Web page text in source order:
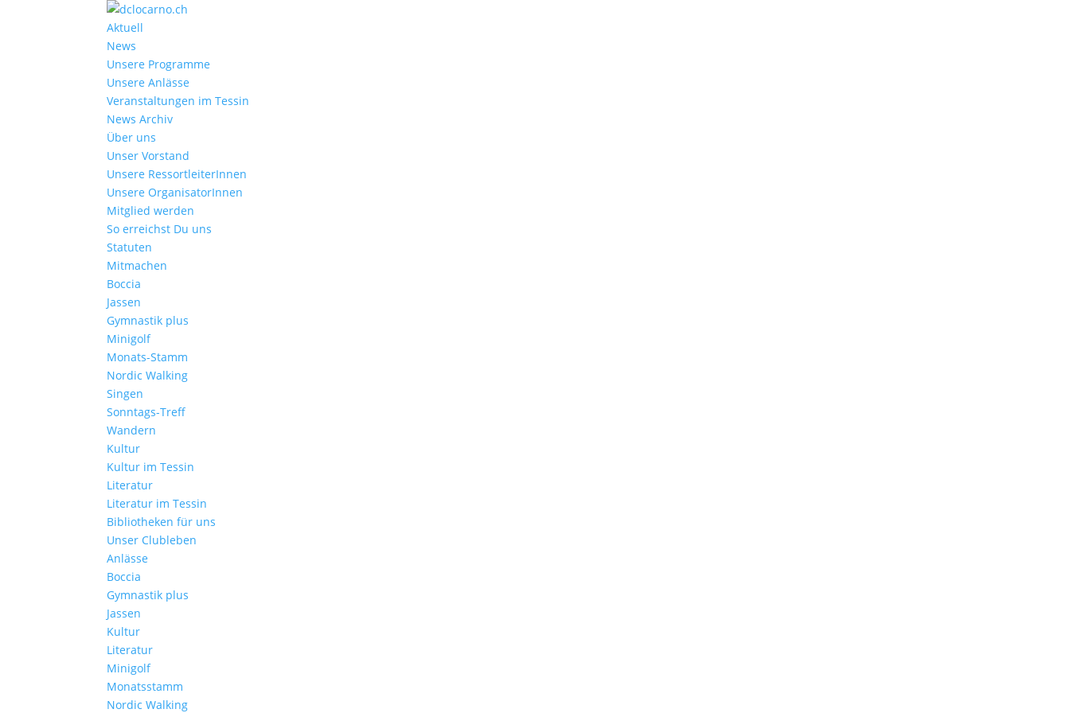
Aktuell
News
Unsere Programme
Unsere Anlässe
Veranstaltungen im Tessin
News Archiv
Über uns
Unser Vorstand
Unsere RessortleiterInnen
Unsere OrganisatorInnen
Mitglied werden
So erreichst Du uns
Statuten
Mitmachen
Boccia
Jassen
Gymnastik plus
Minigolf
Monats-Stamm
Nordic Walking
Singen
Sonntags-Treff
Wandern
Kultur
Kultur im Tessin
Literatur
Literatur im Tessin
Bibliotheken für uns
Unser Clubleben
Anlässe
Boccia
Gymnastik plus
Jassen
Kultur
Literatur
Minigolf
Monatsstamm
Nordic Walking